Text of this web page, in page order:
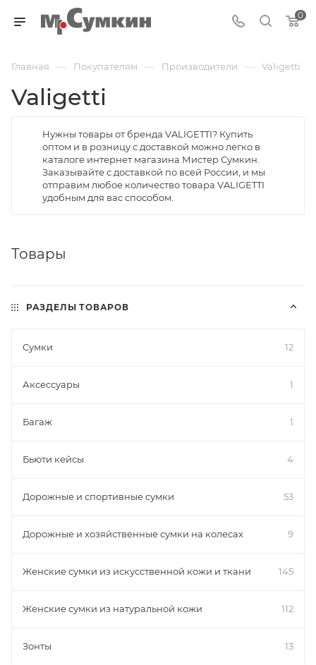
0
Главная — Покупателям — Производители — Valigetti
Valigetti
Нужны товары от бренда VALIGETTI? Купить
оптом и в розницу с доставкой можно легко в
каталоге интернет магазина Мистер Сумкин.
Заказывайте с доставкой по всей России, и мы
отправим любое количество товара VALIGETTI
удобным для вас способом.
Товары
РАЗДЕЛЫ ТОВАРОВ
Cумки 12
Аксессуары 1
Багаж 1
Бьюти кейсы 4
Дорожные и спортивные сумки 53
Дорожные и хозяйственные сумки на колесах 9
Женские сумки из искусственной кожи и ткани 145
Женские сумки из натуральной кожи 112
Зонты 13